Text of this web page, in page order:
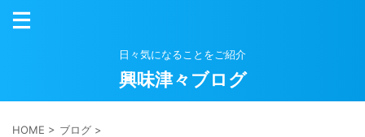
日々気になることをご紹介
興味津々ブログ
HOME > ブログ >